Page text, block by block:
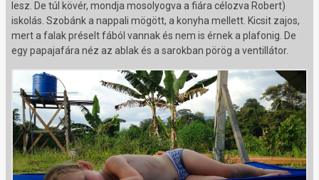
lesz. De túl kövér, mondja mosolyogva a fiára célozva Robert)
iskolás. Szobánk a nappali mögött, a konyha mellett. Kicsit zajos,
mert a falak préselt fából vannak és nem is érnek a plafonig. De
egy papajafára néz az ablak és a sarokban pörög a ventillátor.